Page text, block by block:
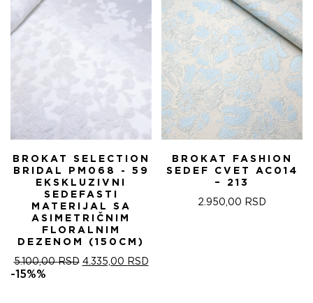
BROKAT SELECTION
BRIDAL PM068 - 59
EKSKLUZIVNI
SEDEFASTI
MATERIJAL SA
ASIMETRIČNIM
FLORALNIM
DEZENOM (150CM)
5.100,00RSD ОРИГИНАЛНА
4.335,00 RSDТРЕНУТНА
-15%%
BROKAT FASHION
SEDEF CVET AC014
– 213
2.950,00 RSD